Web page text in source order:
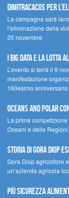
Dimitracacos per
La campagna sarà
l’eliminazione della
25 novembre
I Big Data e la lotta
L’evento si terrà il 9
manifestazione
160esimo
Oceans and Polar
La prima
Oceani e delle
STORIA DI GORA DIOP
Gora Diop agricoltore
un’azienda agricola
Più sicurezza